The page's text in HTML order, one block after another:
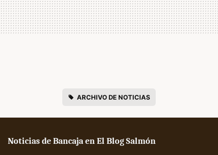
ARCHIVO DE NOTICIAS
Noticias de Bancaja en El Blog Salmón